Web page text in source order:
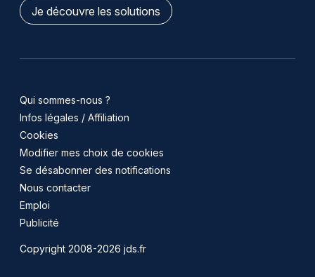
Je découvre les solutions
Qui sommes-nous ?
Infos légales / Affiliation
Cookies
Modifier mes choix de cookies
Se désabonner des notifications
Nous contacter
Emploi
Publicité
Copyright 2008-2026 jds.fr